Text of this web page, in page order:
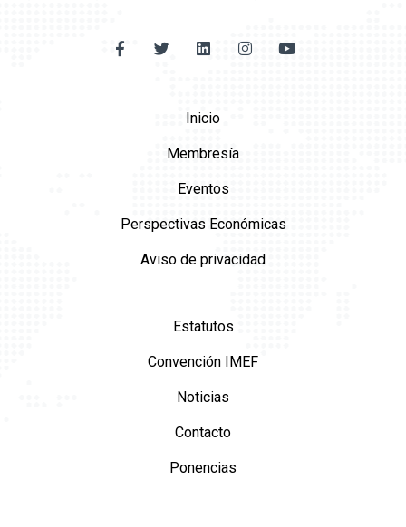
Inicio
Membresía
Eventos
Perspectivas Económicas
Aviso de privacidad
Estatutos
Convención IMEF
Noticias
Contacto
Ponencias